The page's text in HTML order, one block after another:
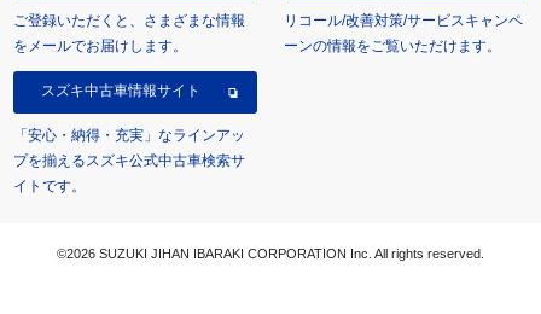
ご登録いただくと、さまざまな情報
をメールでお届けします。
リコール/改善対策/サービスキャンペ
ーンの情報をご覧いただけます。
スズキ中古車情報サイト
「安心・納得・充実」なラインアッ
プを揃えるスズキ公式中古車検索サ
イトです。
©2026 SUZUKI JIHAN IBARAKI CORPORATION Inc. All rights reserved.